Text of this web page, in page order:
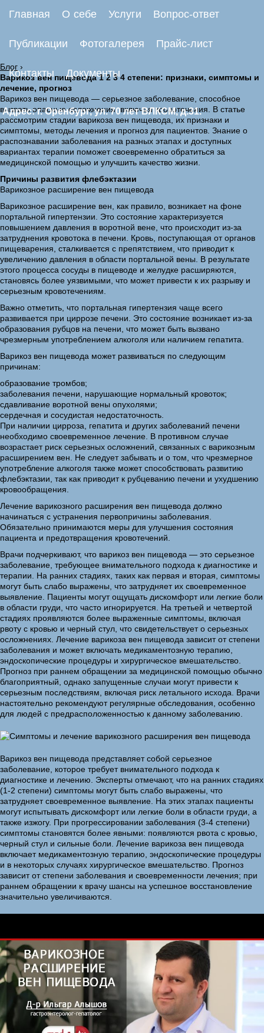
Главная О себе Услуги Вопрос-ответ
Публикации Фотогалерея Прайс-лист
Контакты Документы
Адрес: г. Оренбург, ул. 70 лет ВЛКСМ, д.31.
Блог ›
Варикоз вен пищевода 1 2 3 4 степени: признаки, симптомы и
лечение, прогноз
Варикоз вен пищевода — серьезное заболевание, способное
вызвать опасные осложнения, включая кровотечения. В статье
рассмотрим стадии варикоза вен пищевода, их признаки и
симптомы, методы лечения и прогноз для пациентов. Знание о
распознавании заболевания на разных этапах и доступных
вариантах терапии поможет своевременно обратиться за
медицинской помощью и улучшить качество жизни.
Причины развития флебэктазии
Варикозное расширение вен пищевода
Варикозное расширение вен, как правило, возникает на фоне
портальной гипертензии. Это состояние характеризуется
повышением давления в воротной вене, что происходит из-за
затруднения кровотока в печени. Кровь, поступающая от органов
пищеварения, сталкивается с препятствием, что приводит к
увеличению давления в области портальной вены. В результате
этого процесса сосуды в пищеводе и желудке расширяются,
становясь более уязвимыми, что может привести к их разрыву и
серьезным кровотечениям.
Важно отметить, что портальная гипертензия чаще всего
развивается при циррозе печени. Это состояние возникает из-за
образования рубцов на печени, что может быть вызвано
чрезмерным употреблением алкоголя или наличием гепатита.
Варикоз вен пищевода может развиваться по следующим
причинам:
образование тромбов;
заболевания печени, нарушающие нормальный кровоток;
сдавливание воротной вены опухолями;
сердечная и сосудистая недостаточность.
При наличии цирроза, гепатита и других заболеваний печени
необходимо своевременное лечение. В противном случае
возрастает риск серьезных осложнений, связанных с варикозным
расширением вен. Не следует забывать и о том, что чрезмерное
употребление алкоголя также может способствовать развитию
флебэктазии, так как приводит к рубцеванию печени и ухудшению
кровообращения.
Лечение варикозного расширения вен пищевода должно
начинаться с устранения первопричины заболевания.
Обязательно принимаются меры для улучшения состояния
пациента и предотвращения кровотечений.
Врачи подчеркивают, что варикоз вен пищевода — это серьезное
заболевание, требующее внимательного подхода к диагностике и
терапии. На ранних стадиях, таких как первая и вторая, симптомы
могут быть слабо выражены, что затрудняет их своевременное
выявление. Пациенты могут ощущать дискомфорт или легкие боли
в области груди, что часто игнорируется. На третьей и четвертой
стадиях проявляются более выраженные симптомы, включая
рвоту с кровью и черный стул, что свидетельствует о серьезных
осложнениях. Лечение варикоза вен пищевода зависит от степени
заболевания и может включать медикаментозную терапию,
эндоскопические процедуры и хирургическое вмешательство.
Прогноз при раннем обращении за медицинской помощью обычно
благоприятный, однако запущенные случаи могут привести к
серьезным последствиям, включая риск летального исхода. Врачи
настоятельно рекомендуют регулярные обследования, особенно
для людей с предрасположенностью к данному заболеванию.
Варикоз вен пищевода представляет собой серьезное
заболевание, которое требует внимательного подхода к
диагностике и лечению. Эксперты отмечают, что на ранних стадиях
(1-2 степени) симптомы могут быть слабо выражены, что
затрудняет своевременное выявление. На этих этапах пациенты
могут испытывать дискомфорт или легкие боли в области груди, а
также изжогу. При прогрессировании заболевания (3-4 степени)
симптомы становятся более явными: появляются рвота с кровью,
черный стул и сильные боли. Лечение варикоза вен пищевода
включает медикаментозную терапию, эндоскопические процедуры
и в некоторых случаях хирургическое вмешательство. Прогноз
зависит от степени заболевания и своевременности лечения; при
раннем обращении к врачу шансы на успешное восстановление
значительно увеличиваются.